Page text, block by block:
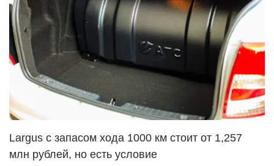
Largus с запасом хода 1000 км стоит от 1,257
млн рублей, но есть условие